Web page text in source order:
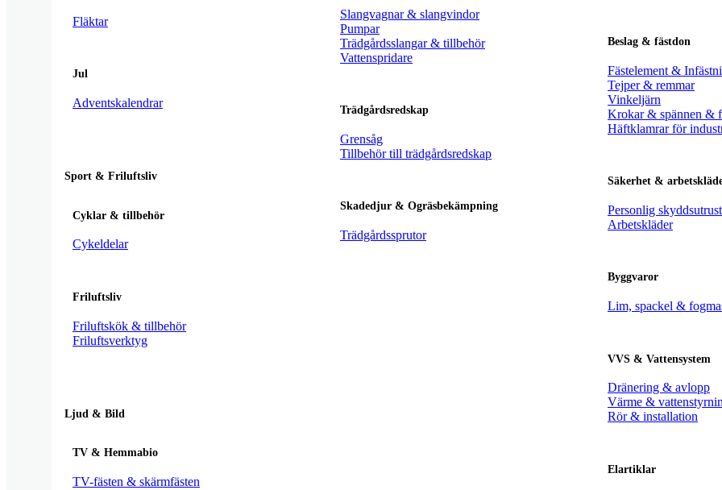
Fläktar
Jul
Adventskalendrar
Sport & Friluftsliv
Cyklar & tillbehör
Cykeldelar
Friluftsliv
Friluftskök & tillbehör
Friluftsverktyg
Ljud & Bild
TV & Hemmabio
TV-fästen & skärmfästen
Slangvagnar & slangvindor
Pumpar
Trädgårdsslangar & tillbehör
Vattenspridare
Trädgårdsredskap
Grensåg
Tillbehör till trädgårdsredskap
Skadedjur & Ogräsbekämpning
Trädgårdssprutor
Beslag & fästdon
Fästelement &
Tejper & remmar
Vinkeljärn
Krokar & spännen &
Häftklamrar för
Säkerhet &
Personlig
Arbetskläder
Byggvaror
Lim, spackel &
VVS & Vattensystem
Dränering & avlopp
Värme &
Rör & installation
Elartiklar